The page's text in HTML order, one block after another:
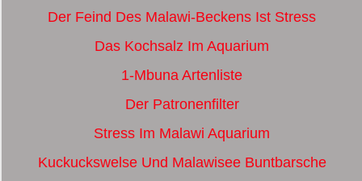
Der Feind Des Malawi-Beckens Ist Stress
Das Kochsalz Im Aquarium
1-Mbuna Artenliste
Der Patronenfilter
Stress Im Malawi Aquarium
Kuckuckswelse Und Malawisee Buntbarsche